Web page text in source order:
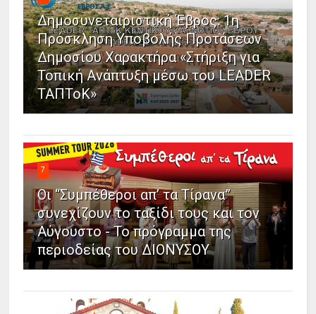
Δημοσυνεταιριστική Έβρος: 1η
Πρόσκληση Υποβολής Προτάσεων
Δημοσίου Χαρακτήρα «Στήριξη για
Τοπική Ανάπτυξη μέσω του LEADER
ΤΑΠΤοΚ»
7
Οι “Συμπέθεροι απ’ τα Τίρανα”
συνεχίζουν το ταξίδι τους και τον
Αύγουστο - Το πρόγραμμα της
περιοδείας του ΔΙΟΝΥΣΟΥ